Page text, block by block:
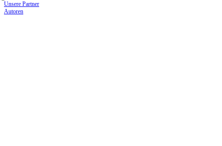
Unsere Partner
Autoren